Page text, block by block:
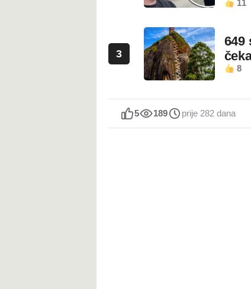
11
3
649
8
5 189 prije 282 dana